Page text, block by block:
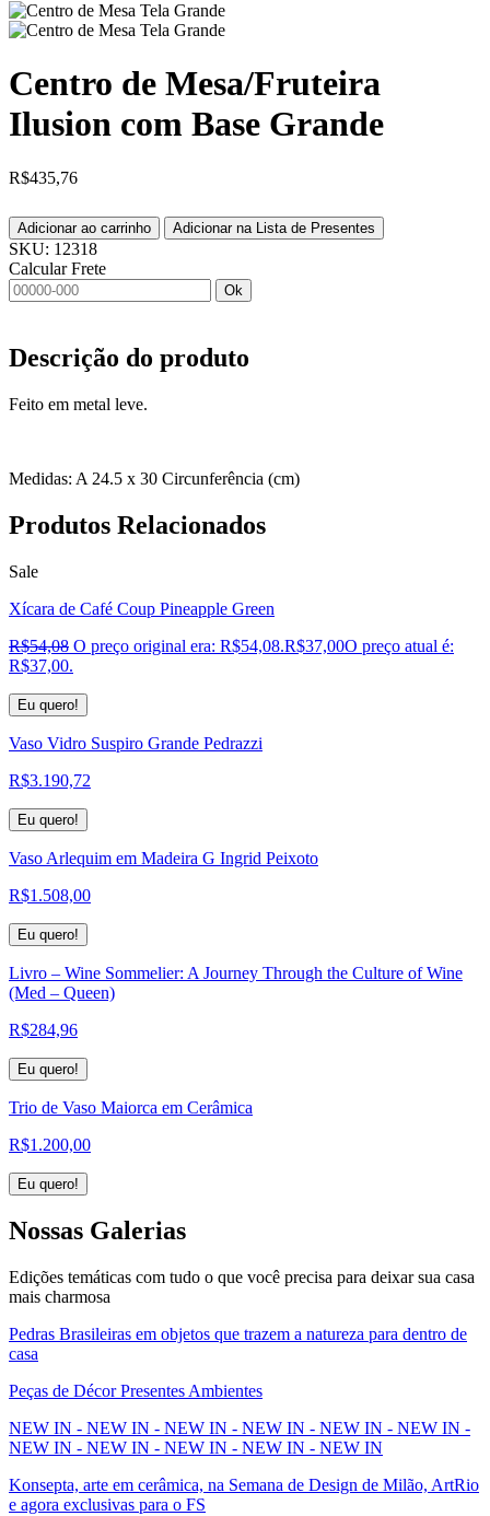
Centro de Mesa/Fruteira
Ilusion com Base Grande
R$435,76
Adicionar ao carrinho Adicionar na Lista de Presentes
SKU: 12318
Calcular Frete
Ok
Descrição do produto
Feito em metal leve.
Medidas: A 24.5 x 30 Circunferência (cm)
Produtos Relacionados
Sale
Xícara de Café Coup Pineapple Green
R$54,08 O preço original era: R$54,08.R$37,00O preço atual é:
R$37,00.
Eu quero!
Vaso Vidro Suspiro Grande Pedrazzi
R$3.190,72
Eu quero!
Vaso Arlequim em Madeira G Ingrid Peixoto
R$1.508,00
Eu quero!
Livro – Wine Sommelier: A Journey Through the Culture of Wine
(Med – Queen)
R$284,96
Eu quero!
Trio de Vaso Maiorca em Cerâmica
R$1.200,00
Eu quero!
Nossas Galerias
Edições temáticas com tudo o que você precisa para deixar sua casa
mais charmosa
Pedras Brasileiras em objetos que trazem a natureza para dentro de
casa
Peças de Décor Presentes Ambientes
NEW IN - NEW IN - NEW IN - NEW IN - NEW IN - NEW IN -
NEW IN - NEW IN - NEW IN - NEW IN - NEW IN
Konsepta, arte em cerâmica, na Semana de Design de Milão, ArtRio
e agora exclusivas para o FS